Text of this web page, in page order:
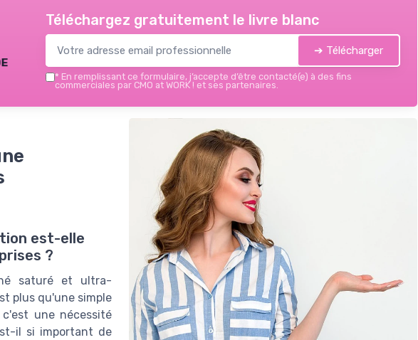
Téléchargez gratuitement le livre blanc
➔ Télécharger
* En remplissant ce formulaire, j’accepte d’être contacté(e) à des fins
commerciales par CMO at WORK ! et ses partenaires.
est-elle
?
saturé et ultra-
plus qu'une simple
une nécessité
il si important de